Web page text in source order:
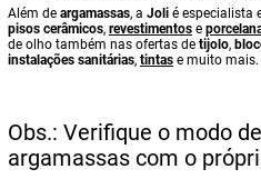
Além de argamassas, a Joli é especialista
pisos cerâmicos, revestimentos e
de olho também nas ofertas de tijolo,
instalações sanitárias, tintas e muito mais.
Obs.: Verifique o modo
argamassas com o